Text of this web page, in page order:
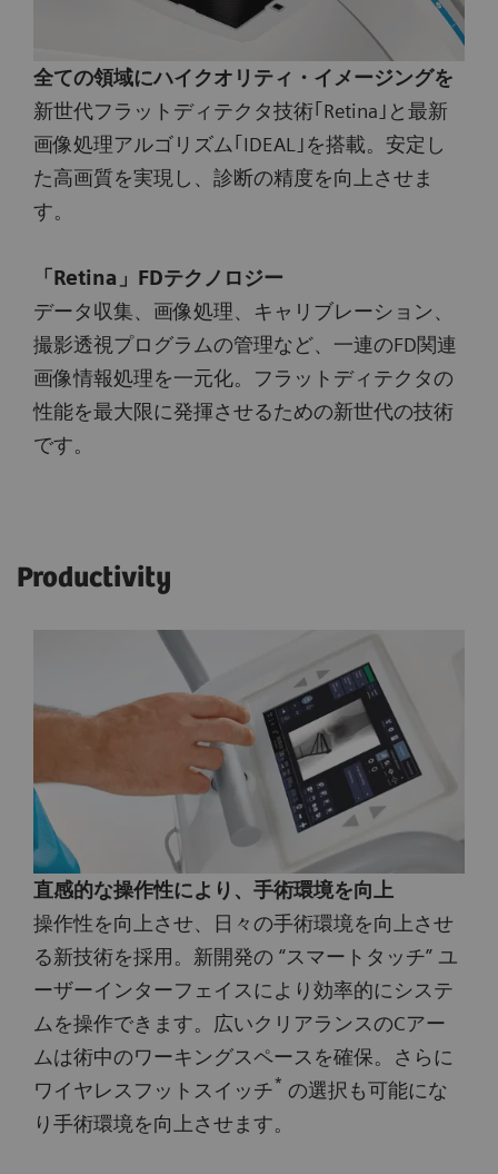
全ての領域にハイクオリティ・イメージングを
新世代フラットディテクタ技術｢Retina｣と最新
画像処理アルゴリズム｢IDEAL｣を搭載。安定し
た高画質を実現し、診断の精度を向上させま
す。
「Retina」FDテクノロジー
データ収集、画像処理、キャリブレーション、
撮影透視プログラムの管理など、一連のFD関連
画像情報処理を一元化。フラットディテクタの
性能を最大限に発揮させるための新世代の技術
です。
Productivity
直感的な操作性により、手術環境を向上
操作性を向上させ、日々の手術環境を向上させ
る新技術を採用。新開発の “スマートタッチ” ユ
ーザーインターフェイスにより効率的にシステ
ムを操作できます。広いクリアランスのCアー
ムは術中のワーキングスペースを確保。さらに
ワイヤレスフットスイッチ* の選択も可能にな
り手術環境を向上させます。